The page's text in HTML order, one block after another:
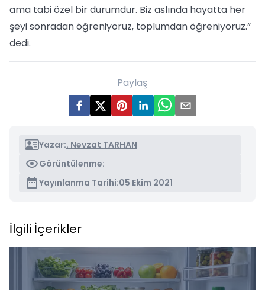
ama tabi özel bir durumdur. Biz aslında hayatta her
şeyi sonradan öğreniyoruz, toplumdan öğreniyoruz.”
dedi.
Paylaş
Yazar:. Nevzat TARHAN
Görüntülenme:
Yayınlanma Tarihi:05 Ekim 2021
İlgili İçerikler